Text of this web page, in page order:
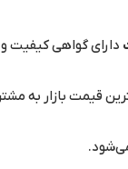
دارای گواهی کیفیت
قیمت بازار به